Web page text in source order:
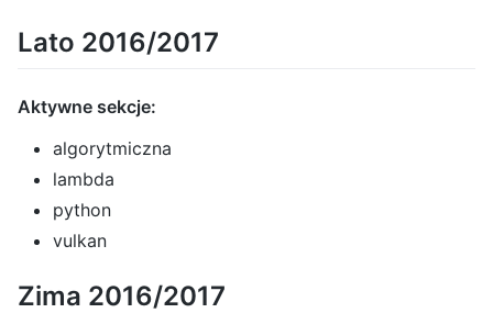
Lato 2016/2017
Aktywne sekcje:
algorytmiczna
lambda
python
vulkan
Zima 2016/2017